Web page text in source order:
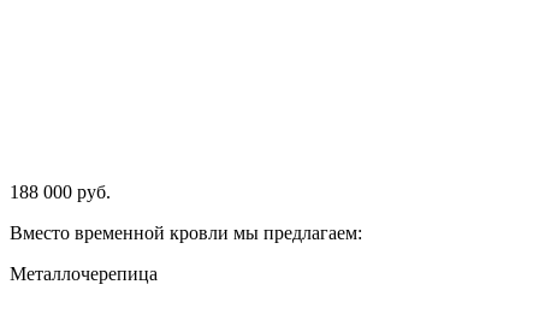
188 000 руб.
Вместо временной кровли мы предлагаем:
Металлочерепица